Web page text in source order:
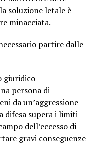
soluzione letale è
minacciata.
partire dalle
giuridico
persona di
da un’aggressione
difesa supera i limiti
dell’eccesso di
gravi conseguenze